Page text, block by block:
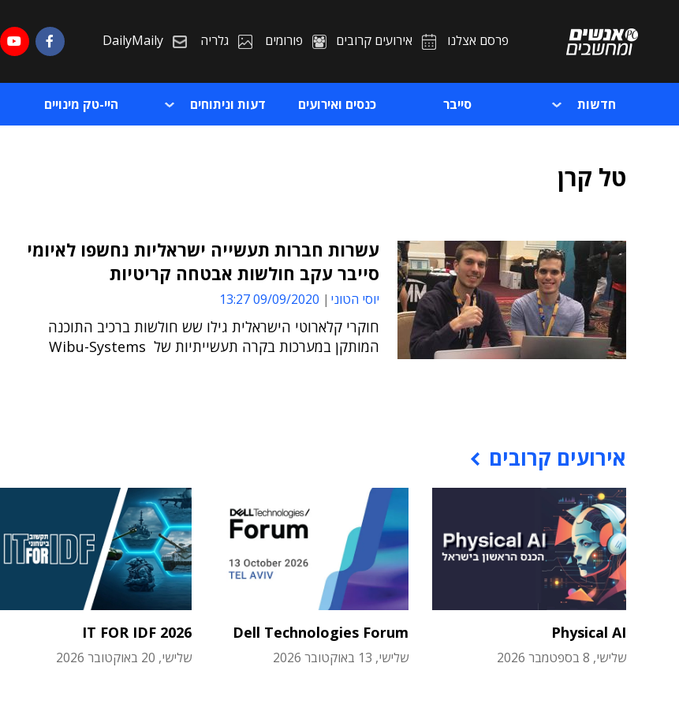
פרסם אצלנו אירועים קרובים פורומים גלריה DailyMaily
חדשות סייבר כנסים ואירועים דעות וניתוחים היי-טק מינויים
טל קרן
עשרות חברות תעשייה ישראליות נחשפו לאיומי
סייבר עקב חולשות אבטחה קריטיות
יוסי הטוני 09/09/2020 13:27
חוקרי קלארוטי הישראלית גילו שש חולשות ברכיב התוכנה
המותקן במערכות בקרה תעשייתיות של Wibu-Systems
אירועים קרובים
Physical AI
שלישי, 8 בספטמבר 2026
Dell Technologies Forum
שלישי, 13 באוקטובר 2026
IT FOR IDF 2026
שלישי, 20 באוקטובר 2026